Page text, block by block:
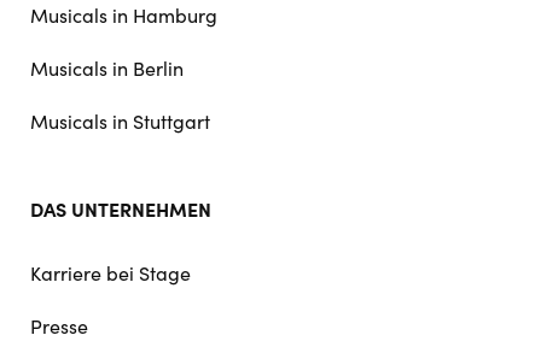
Musicals in Hamburg
Musicals in Berlin
Musicals in Stuttgart
DAS UNTERNEHMEN
Karriere bei Stage
Presse